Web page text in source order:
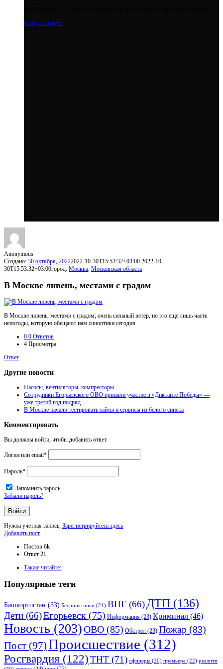
Создать аккаунт
Anonymous
Создано: 30 октября, 20222022-10-30T15:53:32+03:00 2022-10-
30T15:53:32+03:00город: Москва, Московская область
В Москве ливень, местами с градом
В Москве ливень, местами с градом; очень сильный ветер, но это еще лишь часть
непогоды, которую обещают нам синоптики сегодня
0 0 Ответов
4 Просмотра
Ответ
Другие новости
Насосы, вентиляторы, компрессоры
Сотрудники Егорьевского ОВО приняли участие в «Диктанте Победы» —
уже третий год подряд
В Москве начали тестировать сайты и сервисы из белого списка
Комментировать
Вы должны войти, чтобы добавить ответ.
Логин или email*
Пароль*
Запомнить пароль
Забыли пароль?
Нужна учетная запись, Зарегистрируйтесь здесь
Боковая
Добавить пост
Статистика
Постов 6k
Ответ 21
Также читайте:
Популярные теги
Башкортостан (33) Беспилотники (21) ВНГ (66) ДТП (136)
Дети (66)Егорьевск (75) Информация (23) Криминал (46)
Новость (203)ОВО (85) Обстрел (23) Пожар (83)
Пост (97)Происшествие (312)
Росгвардия (122)ТНТ (71) офицеры (20) премьера (22) реалити